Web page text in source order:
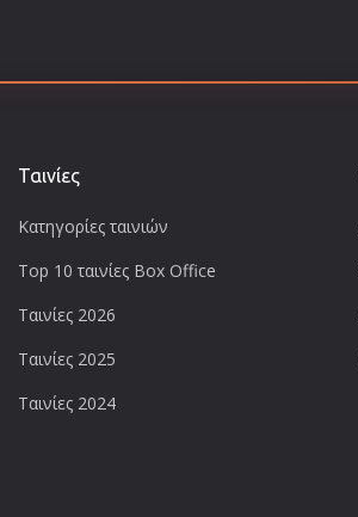
Ταινίες
Κατηγορίες ταινιών
Top 10 ταινίες Box Office
Ταινίες 2026
Ταινίες 2025
Ταινίες 2024